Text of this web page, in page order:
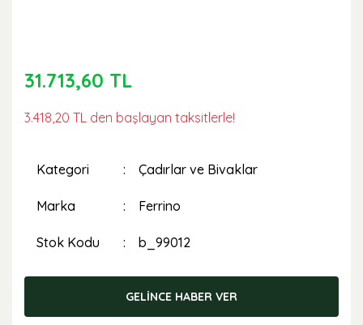
31.713,60 TL
3.418,20 TL den başlayan taksitlerle!
Kategori Çadırlar ve Bivaklar
Marka Ferrino
Stok Kodu b_99012
GELİNCE HABER VER